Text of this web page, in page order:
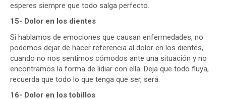
esperes siempre que todo salga perfecto.
15- Dolor en los dientes
Si hablamos de emociones que causan enfermedades, no
podemos dejar de hacer referencia al dolor en los dientes,
cuando no nos sentimos cómodos ante una situación y no
encontramos la forma de lidiar con ella. Deja que todo fluya,
recuerda que todo lo que tenga que ser, será.
16- Dolor en los tobillos